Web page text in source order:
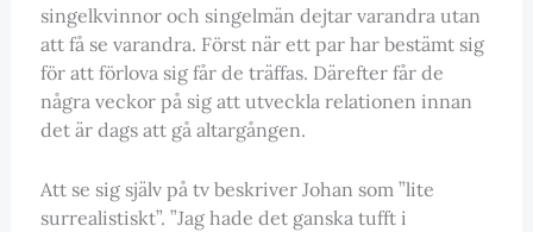
singelkvinnor och singelmän dejtar varandra utan
att få se varandra. Först när ett par har bestämt sig
för att förlova sig får de träffas. Därefter får de
några veckor på sig att utveckla relationen innan
det är dags att gå altargången.
Att se sig själv på tv beskriver Johan som ”lite
surrealistiskt”. ”Jag hade det ganska tufft i